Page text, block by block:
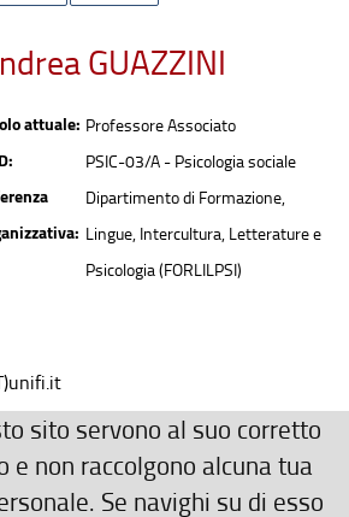
GUAZZINI
attuale: Professore Associato
PSIC-03/A - Psicologia sociale
Dipartimento di Formazione,
Lingue, Intercultura, Letterature e
Psicologia (FORLILPSI)
sito servono al suo corretto
e non raccolgono alcuna tua
Se navighi su di esso